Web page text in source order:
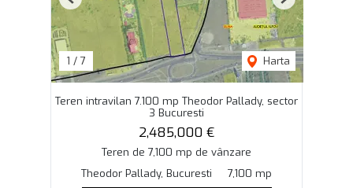
1 / 7 Harta
Previous Next
Teren intravilan 7.100 mp Theodor Pallady, sector
3 Bucuresti
2,485,000 €
Teren de 7,100 mp de vânzare
Theodor Pallady, Bucuresti
7,100 mp